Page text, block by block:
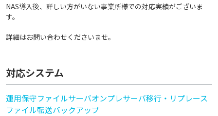
NAS導入後、詳しい方がいない事業所様での対応実績がございま
す。
詳細はお問い合わせくださいませ。
対応システム
運用保守ファイルサーバオンプレサーバ移行・リプレース
ファイル転送バックアップ